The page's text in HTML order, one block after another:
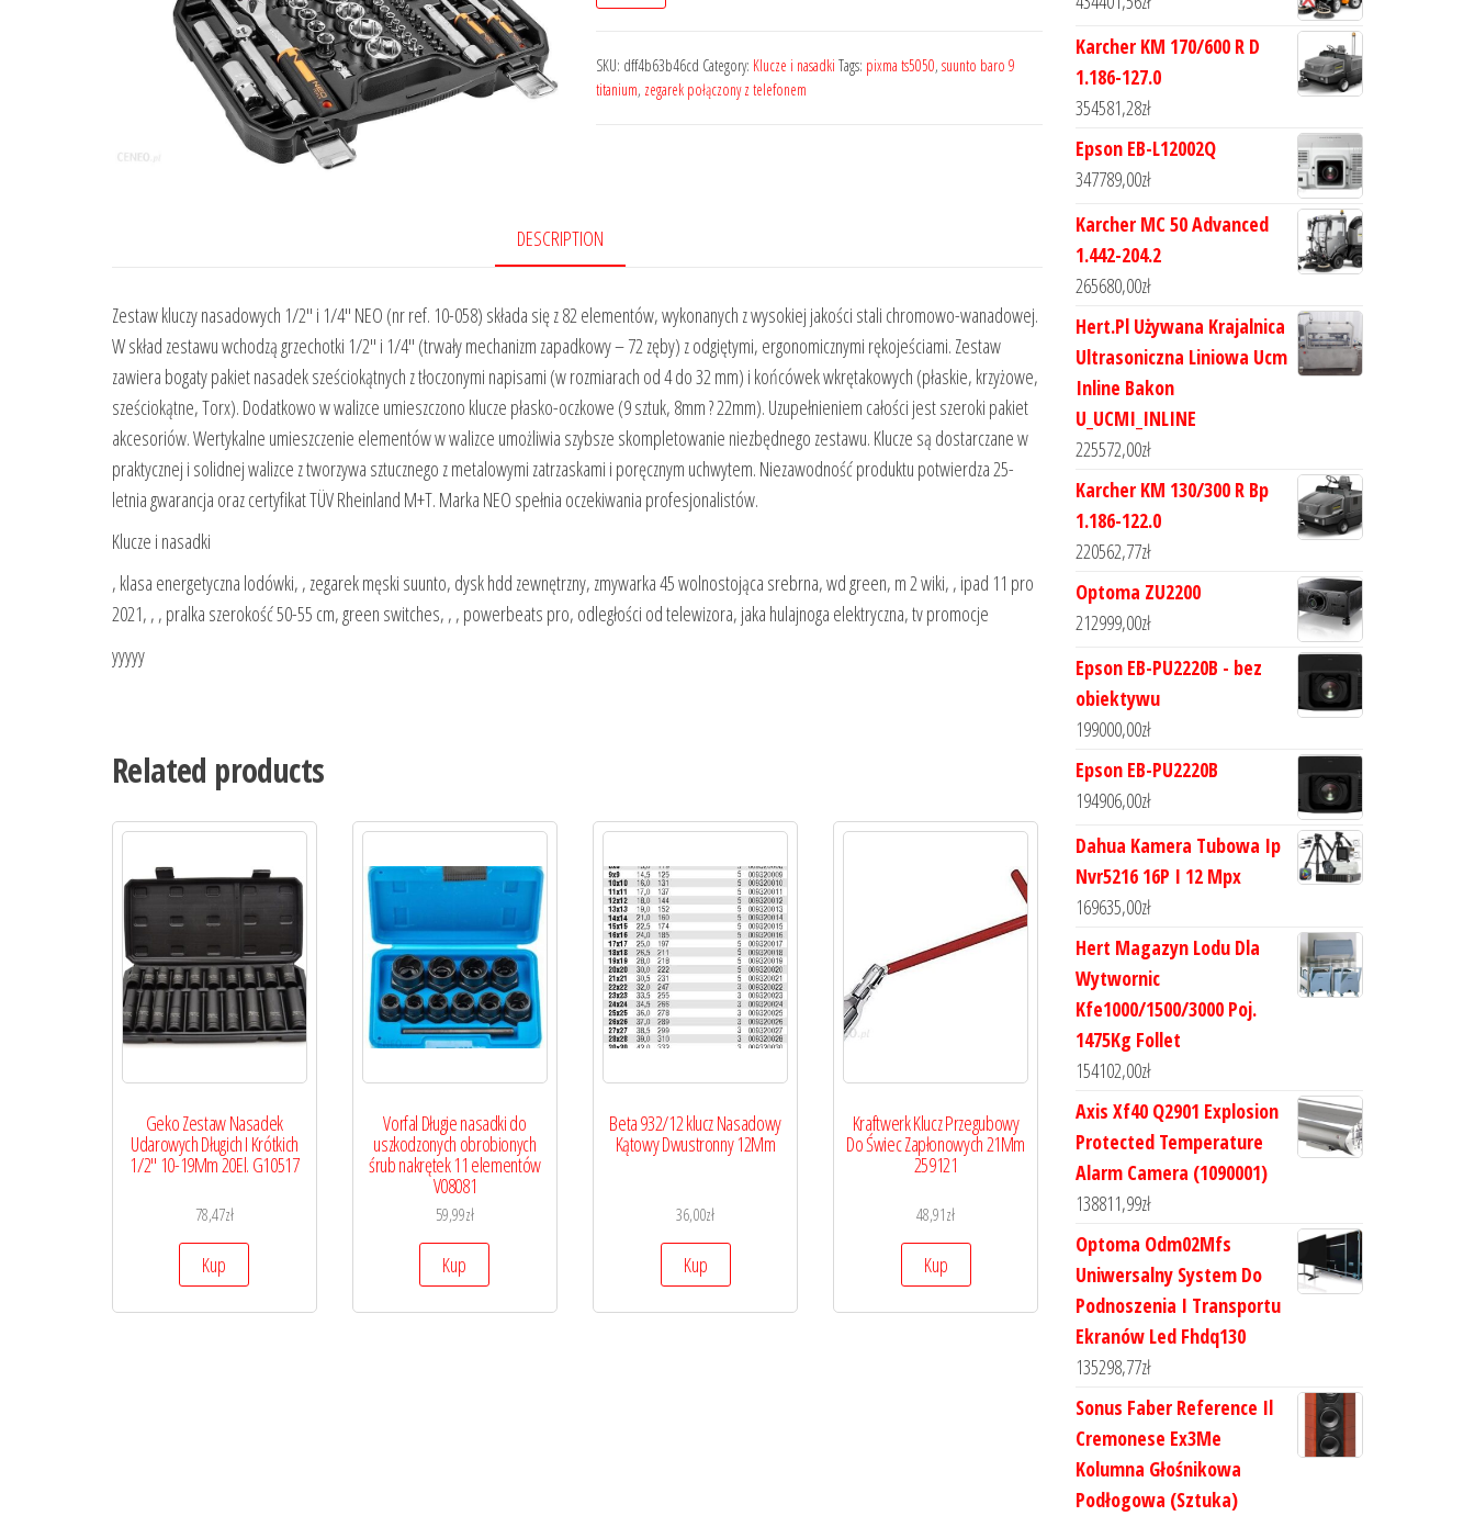
SKU: dff4b63b46cd Category: Klucze i nasadki Tags: pixma ts5050, suunto baro 9
titanium, zegarek połączony z telefonem
DESCRIPTION
Zestaw kluczy nasadowych 1/2″ i 1/4″ NEO (nr ref. 10-058) składa się z 82 elementów, wykonanych z wysokiej jakości stali chromowo-wanadowej.
W skład zestawu wchodzą grzechotki 1/2″ i 1/4″ (trwały mechanizm zapadkowy – 72 zęby) z odgiętymi, ergonomicznymi rękojeściami. Zestaw
zawiera bogaty pakiet nasadek sześciokątnych z tłoczonymi napisami (w rozmiarach od 4 do 32 mm) i końcówek wkrętakowych (płaskie, krzyżowe,
sześciokątne, Torx). Dodatkowo w walizce umieszczono klucze płasko-oczkowe (9 sztuk, 8mm ? 22mm). Uzupełnieniem całości jest szeroki pakiet
akcesoriów. Wertykalne umieszczenie elementów w walizce umożliwia szybsze skompletowanie niezbędnego zestawu. Klucze są dostarczane w
praktycznej i solidnej walizce z tworzywa sztucznego z metalowymi zatrzaskami i poręcznym uchwytem. Niezawodność produktu potwierdza 25-
letnia gwarancja oraz certyfikat TÜV Rheinland M+T. Marka NEO spełnia oczekiwania profesjonalistów.
Klucze i nasadki
, klasa energetyczna lodówki, , zegarek męski suunto, dysk hdd zewnętrzny, zmywarka 45 wolnostojąca srebrna, wd green, m 2 wiki, , ipad 11 pro
2021, , , pralka szerokość 50-55 cm, green switches, , , powerbeats pro, odległości od telewizora, jaka hulajnoga elektryczna, tv promocje
yyyyy
Related products
Geko Zestaw Nasadek
Udarowych Długich I Krótkich
1/2″ 10-19Mm 20El. G10517
78,47zł
Kup
Vorfal Długie nasadki do
uszkodzonych obrobionych
śrub nakrętek 11 elementów
V08081
59,99zł
Kup
Beta 932/12 klucz Nasadowy
Kątowy Dwustronny 12Mm
36,00zł
Kup
Kraftwerk Klucz Przegubowy
Do Świec Zapłonowych 21Mm
259121
48,91zł
Kup
Karcher KM 170/600 R D
1.186-127.0
354581,28zł
Epson EB-L12002Q
347789,00zł
Karcher MC 50 Advanced
1.442-204.2
265680,00zł
Hert.Pl Używana Krajalnica
Ultrasoniczna Liniowa Ucm
Inline Bakon
U_UCMI_INLINE
225572,00zł
Karcher KM 130/300 R Bp
1.186-122.0
220562,77zł
Optoma ZU2200
212999,00zł
Epson EB-PU2220B - bez
obiektywu
199000,00zł
Epson EB-PU2220B
194906,00zł
Dahua Kamera Tubowa Ip
Nvr5216 16P I 12 Mpx
169635,00zł
Hert Magazyn Lodu Dla
Wytwornic
Kfe1000/1500/3000 Poj.
1475Kg Follet
154102,00zł
Axis Xf40 Q2901 Explosion
Protected Temperature
Alarm Camera (1090001)
138811,99zł
Optoma Odm02Mfs
Uniwersalny System Do
Podnoszenia I Transportu
Ekranów Led Fhdq130
135298,77zł
Sonus Faber Reference Il
Cremonese Ex3Me
Kolumna Głośnikowa
Podłogowa (Sztuka)